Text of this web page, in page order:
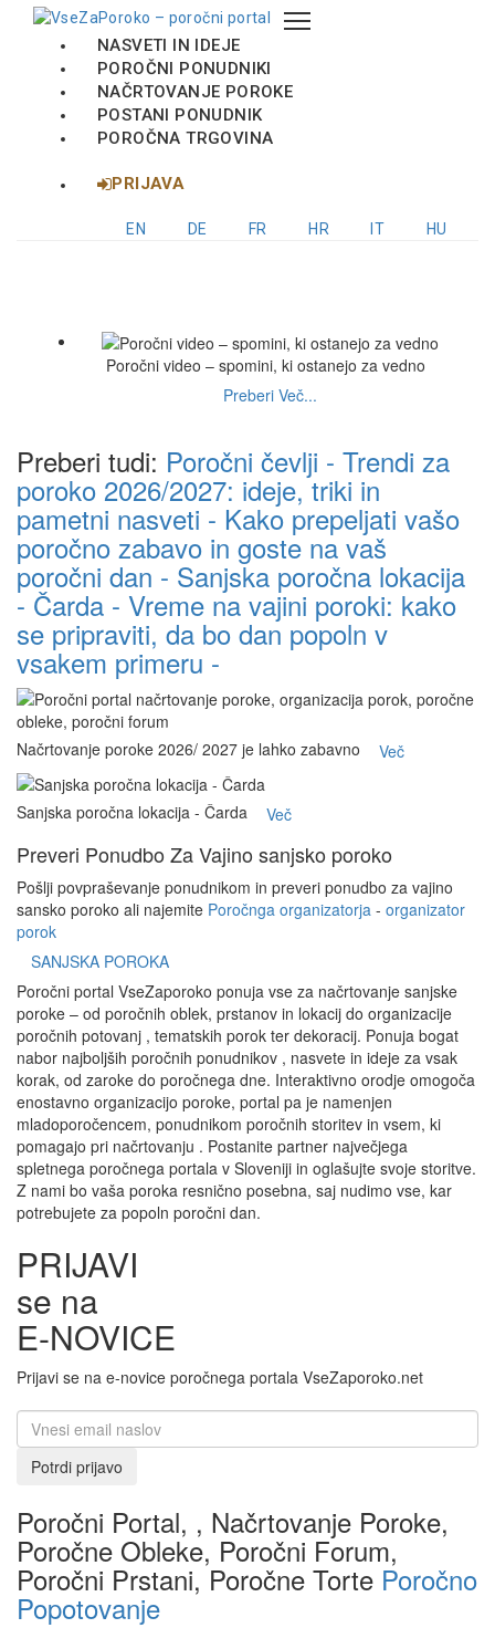
NASVETI IN IDEJE
POROČNI PONUDNIKI
NAČRTOVANJE POROKE
POSTANI PONUDNIK
POROČNA TRGOVINA
PRIJAVA
EN DE FR HR IT HU
Poročni video – spomini, ki ostanejo za vedno
Preberi Več...
Preberi tudi: Poročni čevlji - Trendi za
poroko 2026/2027: ideje, triki in
pametni nasveti - Kako prepeljati vašo
poročno zabavo in goste na vaš
poročni dan - Sanjska poročna lokacija
- Čarda - Vreme na vajini poroki: kako
se pripraviti, da bo dan popoln v
vsakem primeru -
Načrtovanje poroke 2026/ 2027 je lahko zabavno Več
Sanjska poročna lokacija - Čarda Več
Preveri Ponudbo ZaVajino sanjsko poroko
Pošlji povpraševanje ponudnikom in preveri ponudbo za vajino
sansko poroko ali najemite Poročnga organizatorja - organizator
porok
SANJSKA POROKA
Poročni portal VseZaporoko ponuja vse za načrtovanje sanjske
poroke – od poročnih oblek, prstanov in lokacij do organizacije
poročnih potovanj , tematskih porok ter dekoracij. Ponuja bogat
nabor najboljših poročnih ponudnikov , nasvete in ideje za vsak
korak, od zaroke do poročnega dne. Interaktivno orodje omogoča
enostavno organizacijo poroke, portal pa je namenjen
mladoporočencem, ponudnikom poročnih storitev in vsem, ki
pomagajo pri načrtovanju . Postanite partner največjega
spletnega poročnega portala v Sloveniji in oglašujte svoje storitve.
Z nami bo vaša poroka resnično posebna, saj nudimo vse, kar
potrebujete za popoln poročni dan.
PRIJAVI
se na
E-NOVICE
Prijavi se na e-novice poročnega portala VseZaporoko.net
Poročni Portal, , Načrtovanje Poroke,
Poročne Obleke, Poročni Forum,
Poročni Prstani, Poročne Torte Poročno
Popotovanje